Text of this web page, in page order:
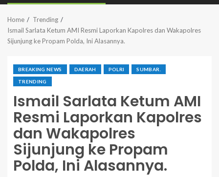
Home
Trending
Ismail Sarlata Ketum AMI Resmi Laporkan Kapolres dan Wakapolres
Sijunjung ke Propam Polda, Ini Alasannya.
BREAKING NEWS DAERAH POLRI SUMBAR.
TRENDING
Ismail Sarlata Ketum AMI
Resmi Laporkan Kapolres
dan Wakapolres
Sijunjung ke Propam
Polda, Ini Alasannya.